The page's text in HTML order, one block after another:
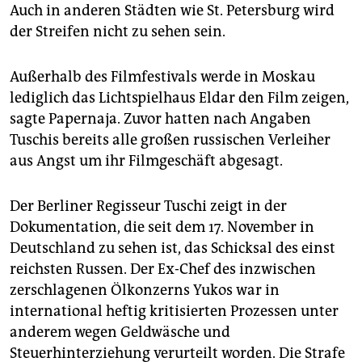
Auch in anderen Städten wie St. Petersburg wird
der Streifen nicht zu sehen sein.
Außerhalb des Filmfestivals werde in Moskau
lediglich das Lichtspielhaus Eldar den Film zeigen,
sagte Papernaja. Zuvor hatten nach Angaben
Tuschis bereits alle großen russischen Verleiher
aus Angst um ihr Filmgeschäft abgesagt.
Der Berliner Regisseur Tuschi zeigt in der
Dokumentation, die seit dem 17. November in
Deutschland zu sehen ist, das Schicksal des einst
reichsten Russen. Der Ex-Chef des inzwischen
zerschlagenen Ölkonzerns Yukos war in
international heftig kritisierten Prozessen unter
anderem wegen Geldwäsche und
Steuerhinterziehung verurteilt worden. Die Strafe